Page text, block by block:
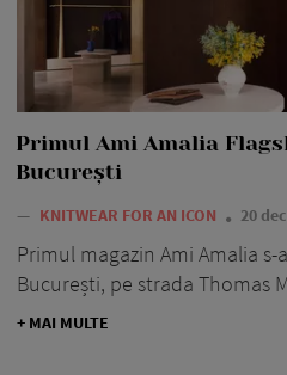
Primul Ami Amalia
București
— KNITWEAR FOR AN ICON 20
Primul magazin Ami Amalia s-
București, pe strada Thomas
+ MAI MULTE